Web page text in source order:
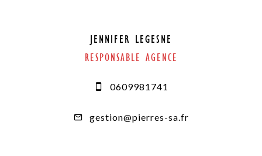
JENNIFER LEGESNE
RESPONSABLE AGENCE
0609981741
gestion@pierres-sa.fr